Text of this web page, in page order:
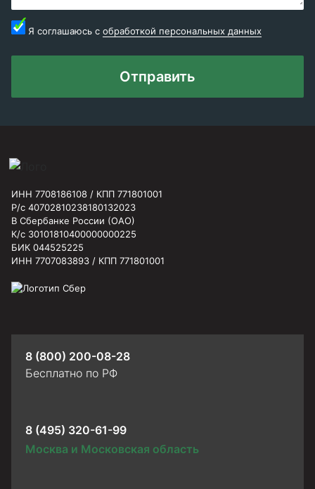
Я соглашаюсь с обработкой персональных данных
Отправить
ИНН 7708186108 / КПП 771801001
Р/с 40702810238180132023
В Сбербанке России (ОАО)
К/с 30101810400000000225
БИК 044525225
ИНН 7707083893 / КПП 771801001
8 (800) 200-08-28
Бесплатно по РФ
8 (495) 320-61-99
Москва и Московская область